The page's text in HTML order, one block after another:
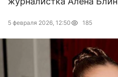
5 февраля 2026, 12:50 185